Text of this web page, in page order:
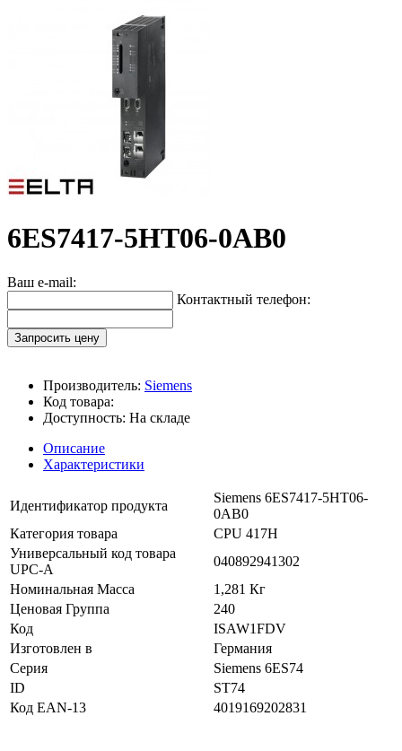
6ES7417-5HT06-0AB0
Ваш e-mail:
Контактный телефон:
Запросить цену
Производитель: Siemens
Код товара:
Доступность: На складе
Описание
Характеристики
Идентификатор продукта
Siemens 6ES7417-5HT06-
0AB0
Категория товара
CPU 417H
Универсальный код товара
UPC-A
040892941302
Номинальная Масса
1,281 Кг
Ценовая Группа
240
Код
ISAW1FDV
Изготовлен в
Германия
Серия
Siemens 6ES74
ID
ST74
Код EAN-13
4019169202831